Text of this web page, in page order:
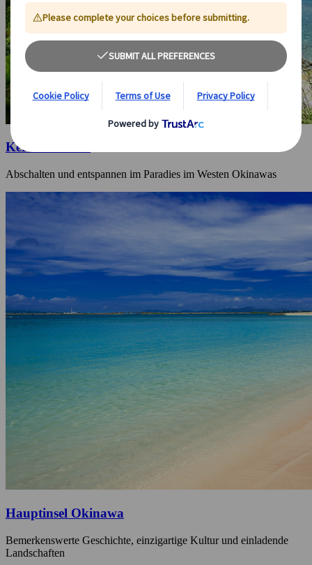
Kerama-Inseln
Abschalten und entspannen im Paradies im Westen Okinawas
Hauptinsel Okinawa
Bemerkenswerte Geschichte, einzigartige Kultur und einladende
Landschaften